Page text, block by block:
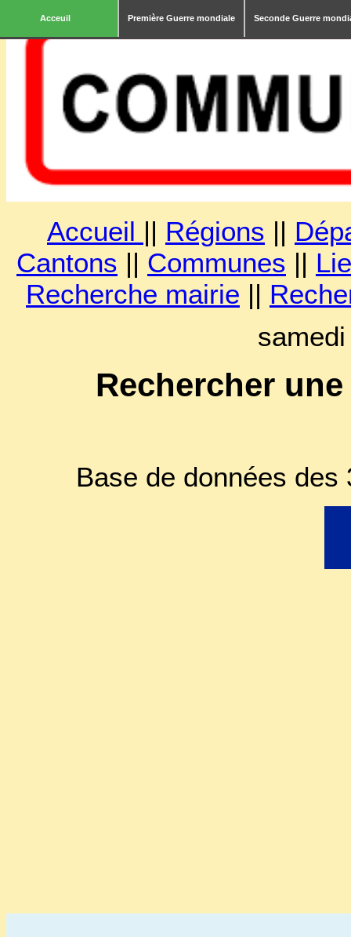
Acceuil Première Guerre mondiale Seconde Guerre
Accueil || Régions ||
Cantons || Communes ||
Recherche mairie ||
Rechercher
Base de données